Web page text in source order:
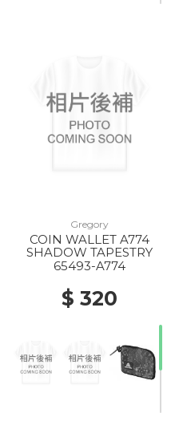
Gregory
COIN WALLET A774
SHADOW TAPESTRY
65493-A774
$ 320